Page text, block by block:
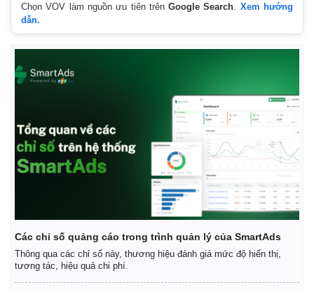
Chọn VOV làm nguồn ưu tiên trênGoogle Search
Xem hướng
dẫn.
Các chỉ số quảng cáo trong trình quản lý của SmartAds
Thông qua các chỉ số này, thương hiệu đánh giá mức độ hiển thị,
tương tác, hiệu quả chi phí.